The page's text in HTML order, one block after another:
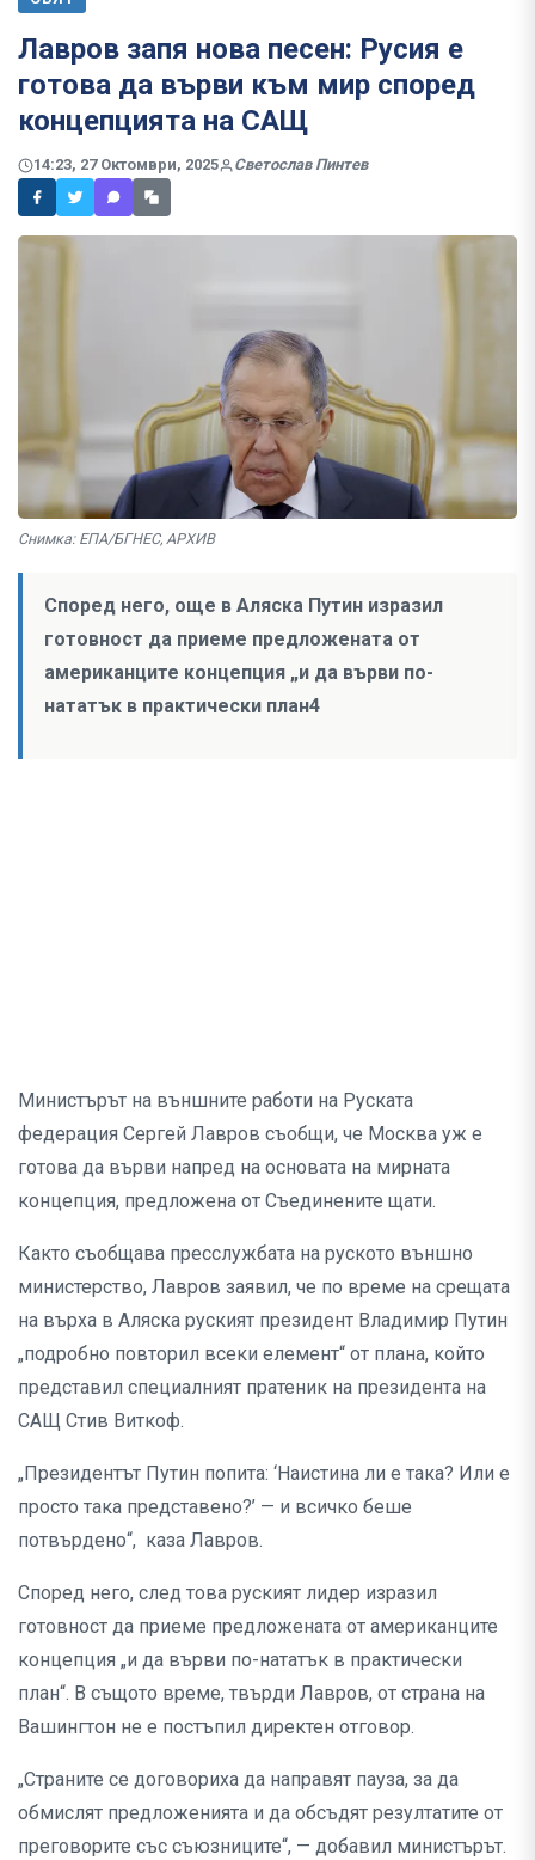
Лавров запя нова песен: Русия е
готова да върви към мир според
концепцията на САЩ
14:23, 27 Октомври, 2025 Светослав Пинтев
Снимка: ЕПА/БГНЕС, АРХИВ
Според него, още в Аляска Путин изразил
готовност да приеме предложената от
американците концепция „и да върви по-
нататък в практически план4
Министърът на външните работи на Руската
федерация Сергей Лавров съобщи, че Москва уж е
готова да върви напред на основата на мирната
концепция, предложена от Съединените щати.
Както съобщава пресслужбата на руското външно
министерство, Лавров заявил, че по време на срещата
на върха в Аляска руският президент Владимир Путин
„подробно повторил всеки елемент“ от плана, който
представил специалният пратеник на президента на
САЩ Стив Виткоф.
„Президентът Путин попита: ‘Наистина ли е така? Или е
просто така представено?’ — и всичко беше
потвърдено“, каза Лавров.
Според него, след това руският лидер изразил
готовност да приеме предложената от американците
концепция „и да върви по-нататък в практически
план“. В същото време, твърди Лавров, от страна на
Вашингтон не е постъпил директен отговор.
„Страните се договориха да направят пауза, за да
обмислят предложенията и да обсъдят резултатите от
преговорите със съюзниците“, — добавил министърът.